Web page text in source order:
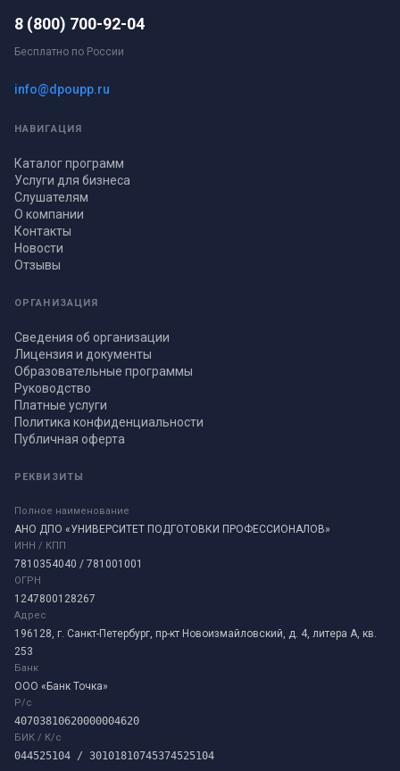
8 (800) 700-92-04
Бесплатно по России
info@dpoupp.ru
НАВИГАЦИЯ
Каталог программ
Услуги для бизнеса
Слушателям
О компании
Контакты
Новости
Отзывы
ОРГАНИЗАЦИЯ
Сведения об организации
Лицензия и документы
Образовательные программы
Руководство
Платные услуги
Политика конфиденциальности
Публичная оферта
РЕКВИЗИТЫ
Полное наименование
АНО ДПО «УНИВЕРСИТЕТ ПОДГОТОВКИ ПРОФЕССИОНАЛОВ»
ИНН / КПП
7810354040 / 781001001
ОГРН
1247800128267
Адрес
196128, г. Санкт-Петербург, пр-кт Новоизмайловский, д. 4, литера А, кв.
253
Банк
ООО «Банк Точка»
Р/с
40703810620000004620
БИК / К/с
044525104 / 30101810745374525104